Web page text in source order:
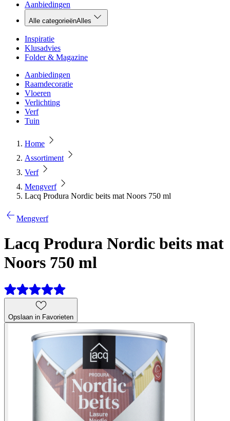
Aanbiedingen
Alle categorieënAlles
Inspiratie
Klusadvies
Folder & Magazine
Aanbiedingen
Raamdecoratie
Vloeren
Verlichting
Verf
Tuin
Home
Assortiment
Verf
Mengverf
Lacq Produra Nordic beits mat Noors 750 ml
Mengverf
Lacq Produra Nordic beits mat
Noors 750 ml
Opslaan in Favorieten